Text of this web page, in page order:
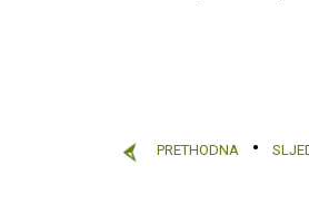
PRETHODNA